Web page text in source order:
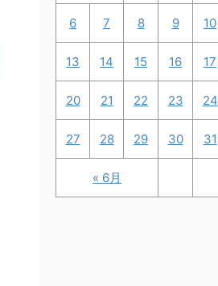
« 6月
6 7 8 9 10
13 14 15 16 17
20 21 22 23 24
27 28 29 30 31